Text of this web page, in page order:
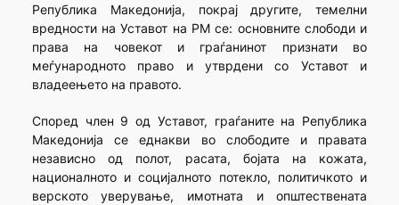
Република Македонија, покрај другите, темелни
вредности на Уставот на РМ се: основните слободи и
права на човекот и граѓанинот признати во
меѓународното право и утврдени со Уставот и
владеењето на правото.
Според член 9 од Уставот, граѓаните на Република
Македонија се еднакви во слободите и правата
независно од полот, расата, бојата на кожата,
националното и социјалното потекло, политичкото и
верското уверување, имотната и општествената